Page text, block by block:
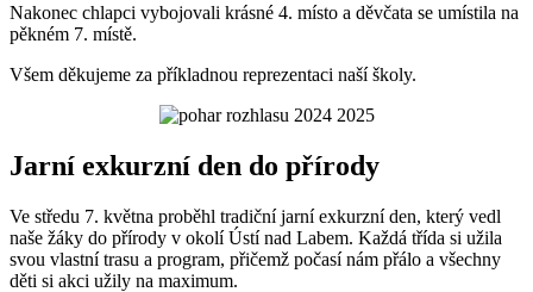
Nakonec chlapci vybojovali krásné 4. místo a děvčata se umístila na
pěkném 7. místě.
Všem děkujeme za příkladnou reprezentaci naší školy.
Jarní exkurzní den do přírody
Ve středu 7. května proběhl tradiční jarní exkurzní den, který vedl
naše žáky do přírody v okolí Ústí nad Labem. Každá třída si užila
svou vlastní trasu a program, přičemž počasí nám přálo a všechny
děti si akci užily na maximum.